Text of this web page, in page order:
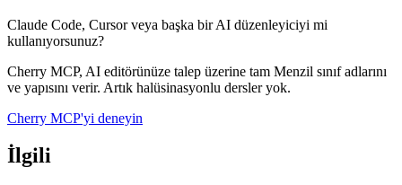
Claude Code, Cursor veya başka bir AI düzenleyiciyi mi
kullanıyorsunuz?
Cherry MCP, AI editörünüze talep üzerine tam Menzil sınıf adlarını
ve yapısını verir. Artık halüsinasyonlu dersler yok.
Cherry MCP'yi deneyin
İlgili